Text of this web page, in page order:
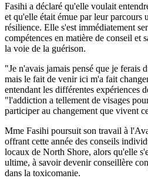
Fasihi a déclaré qu'elle voulait
et qu'elle était émue par leur parcours
résilience. Elle s'est immédiatement
compétences en matière de conseil et
la voie de la guérison.
"Je n'avais jamais pensé que je ferais
mais le fait de venir ici m'a fait
entendant les différentes expériences
"l'addiction a tellement de visages
participer au changement que vivent
Mme Fasihi poursuit son travail à
offrant cette année des conseils
locaux de North Shore, alors qu'elle
ultime, à savoir devenir conseillère
dans la toxicomanie.